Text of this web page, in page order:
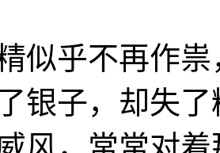
似乎不再作
银子，却失